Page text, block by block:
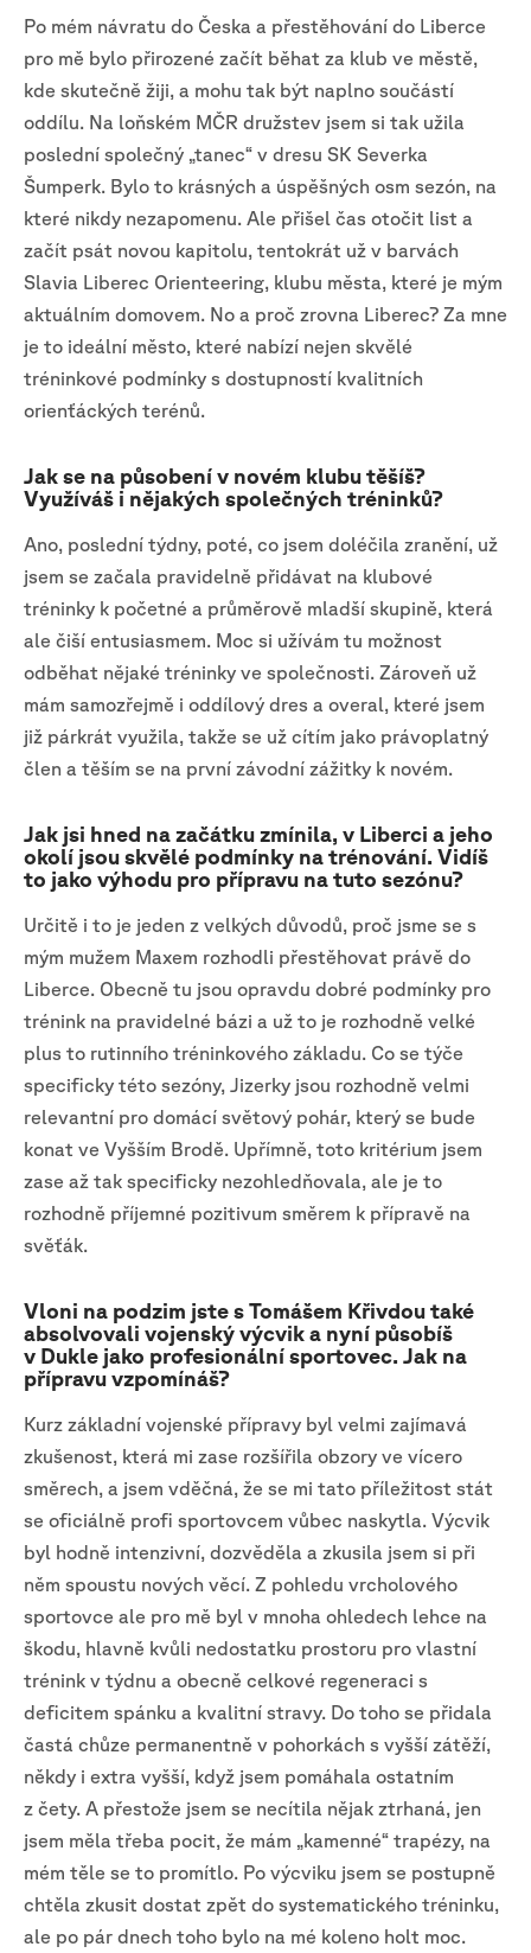
Po mém návratu do Česka a přestěhování do Liberce
pro mě bylo přirozené začít běhat za klub ve městě,
kde skutečně žiji, a mohu tak být naplno součástí
oddílu. Na loňském MČR družstev jsem si tak užila
poslední společný „tanec“ v dresu SK Severka
Šumperk. Bylo to krásných a úspěšných osm sezón, na
které nikdy nezapomenu. Ale přišel čas otočit list a
začít psát novou kapitolu, tentokrát už v barvách
Slavia Liberec Orienteering, klubu města, které je mým
aktuálním domovem. No a proč zrovna Liberec? Za mne
je to ideální město, které nabízí nejen skvělé
tréninkové podmínky s dostupností kvalitních
orienťáckých terénů.
Jak se na působení v novém klubu těšíš?
Využíváš i nějakých společných tréninků?
Ano, poslední týdny, poté, co jsem doléčila zranění, už
jsem se začala pravidelně přidávat na klubové
tréninky k početné a průměrově mladší skupině, která
ale čiší entusiasmem. Moc si užívám tu možnost
odběhat nějaké tréninky ve společnosti. Zároveň už
mám samozřejmě i oddílový dres a overal, které jsem
již párkrát využila, takže se už cítím jako právoplatný
člen a těším se na první závodní zážitky k novém.
Jak jsi hned na začátku zmínila, v Liberci a jeho
okolí jsou skvělé podmínky na trénování. Vidíš
to jako výhodu pro přípravu na tuto sezónu?
Určitě i to je jeden z velkých důvodů, proč jsme se s
mým mužem Maxem rozhodli přestěhovat právě do
Liberce. Obecně tu jsou opravdu dobré podmínky pro
trénink na pravidelné bázi a už to je rozhodně velké
plus to rutinního tréninkového základu. Co se týče
specificky této sezóny, Jizerky jsou rozhodně velmi
relevantní pro domácí světový pohár, který se bude
konat ve Vyšším Brodě. Upřímně, toto kritérium jsem
zase až tak specificky nezohledňovala, ale je to
rozhodně příjemné pozitivum směrem k přípravě na
svěťák.
Vloni na podzim jste s Tomášem Křivdou také
absolvovali vojenský výcvik a nyní působíš
v Dukle jako profesionální sportovec. Jak na
přípravu vzpomínáš?
Kurz základní vojenské přípravy byl velmi zajímavá
zkušenost, která mi zase rozšířila obzory ve vícero
směrech, a jsem vděčná, že se mi tato příležitost stát
se oficiálně profi sportovcem vůbec naskytla. Výcvik
byl hodně intenzivní, dozvěděla a zkusila jsem si při
něm spoustu nových věcí. Z pohledu vrcholového
sportovce ale pro mě byl v mnoha ohledech lehce na
škodu, hlavně kvůli nedostatku prostoru pro vlastní
trénink v týdnu a obecně celkové regeneraci s
deficitem spánku a kvalitní stravy. Do toho se přidala
častá chůze permanentně v pohorkách s vyšší zátěží,
někdy i extra vyšší, když jsem pomáhala ostatním
z čety. A přestože jsem se necítila nějak ztrhaná, jen
jsem měla třeba pocit, že mám „kamenné“ trapézy, na
mém těle se to promítlo. Po výcviku jsem se postupně
chtěla zkusit dostat zpět do systematického tréninku,
ale po pár dnech toho bylo na mé koleno holt moc.